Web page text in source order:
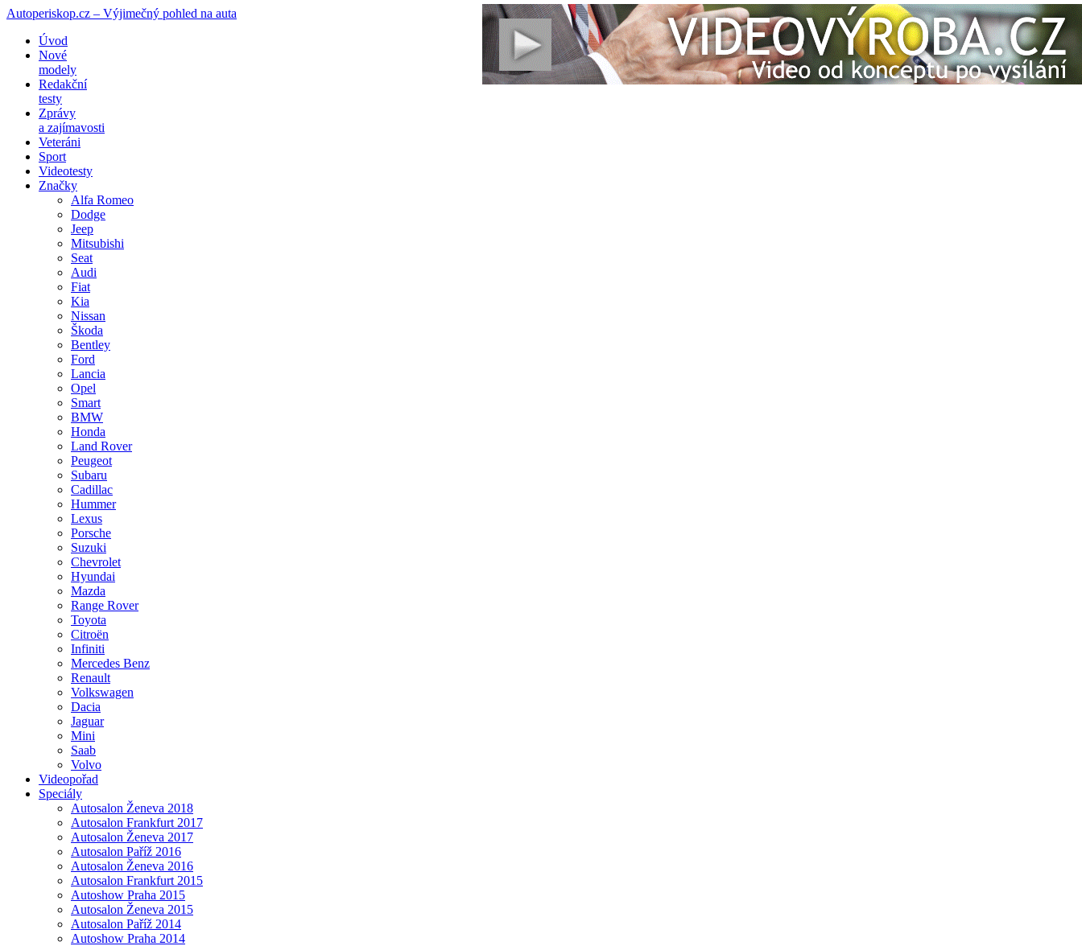
Autoperiskop.cz – Výjimečný pohled na auta
Přejít
obsahu
webu
Úvod
Nové
modely
Redakční
testy
Zprávy
a zajímavosti
Veteráni
Sport
Videotesty
Značky
Alfa Romeo
Dodge
Jeep
Mitsubishi
Seat
Audi
Fiat
Kia
Nissan
Škoda
Bentley
Ford
Lancia
Opel
Smart
BMW
Honda
Land Rover
Peugeot
Subaru
Cadillac
Hummer
Lexus
Porsche
Suzuki
Chevrolet
Hyundai
Mazda
Range Rover
Toyota
Citroën
Infiniti
Mercedes Benz
Renault
Volkswagen
Dacia
Jaguar
Mini
Saab
Volvo
Videopořad
Speciály
Autosalon Ženeva 2018
Autosalon Frankfurt 2017
Autosalon Ženeva 2017
Autosalon Paříž 2016
Autosalon Ženeva 2016
Autosalon Frankfurt 2015
Autoshow Praha 2015
Autosalon Ženeva 2015
Autosalon Paříž 2014
Autoshow Praha 2014